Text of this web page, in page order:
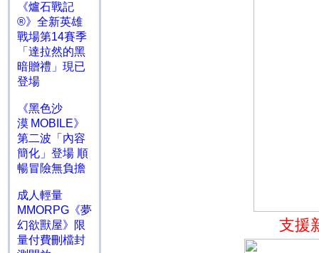
《爐石戰記
®》全新英雄
戰場第14賽季
「達拉然的黑
暗贈禮」現已
登場
《黑色沙
漠 MOBILE》
第二波「內容
簡化」登場 順
暢冒險無負擔
成人輕量
MMORPG《夢
幻欲獸屋》限
量付費刪檔封
支援